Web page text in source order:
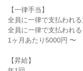
【一律手当】
全員に一律で支払われ
全員に一律で支払われ
1ヶ月あたり5000円 〜
【昇給】